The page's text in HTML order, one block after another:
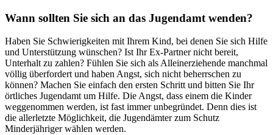
Wann sollten Sie sich an das Jugendamt wenden?
Haben Sie Schwierigkeiten mit Ihrem Kind, bei denen Sie sich Hilfe
und Unterstützung wünschen? Ist Ihr Ex-Partner nicht bereit,
Unterhalt zu zahlen? Fühlen Sie sich als Alleinerziehende manchmal
völlig überfordert und haben Angst, sich nicht beherrschen zu
können? Machen Sie einfach den ersten Schritt und bitten Sie Ihr
örtliches Jugendamt um Hilfe. Die Angst, dass einem die Kinder
weggenommen werden, ist fast immer unbegründet. Denn dies ist
die allerletzte Möglichkeit, die Jugendämter zum Schutz
Minderjähriger wählen werden.